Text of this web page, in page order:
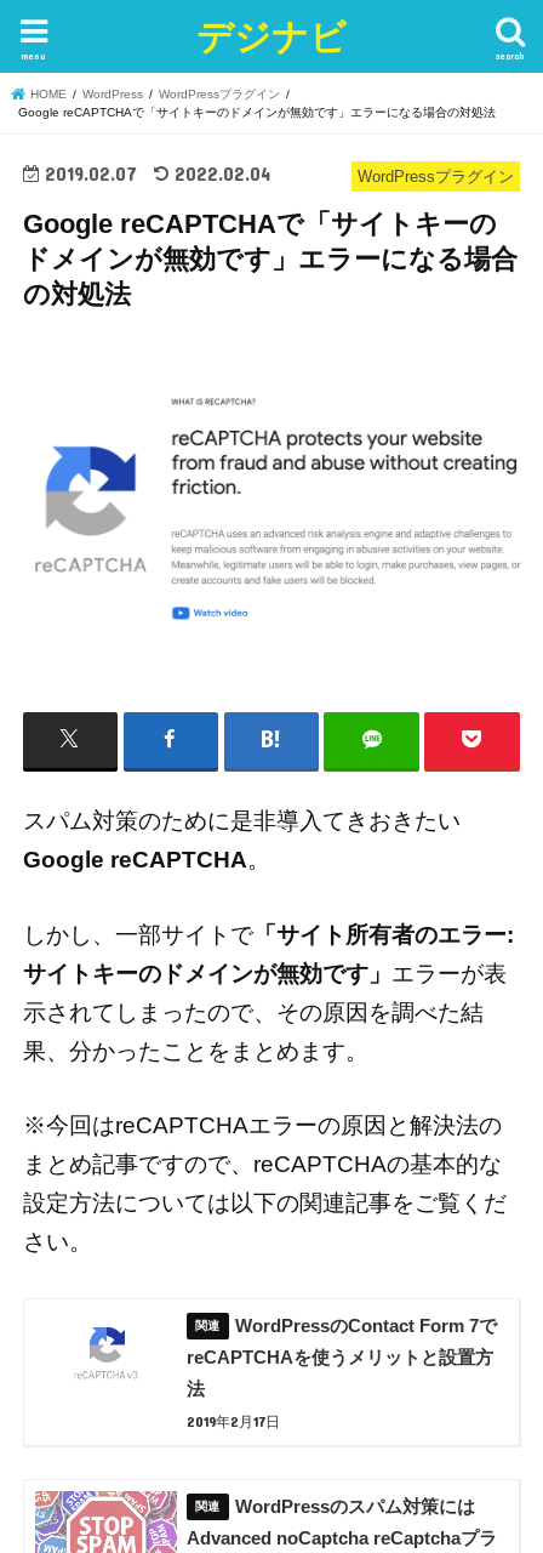
デジナビ search
menu
HOME WordPress
WordPressプラグイン
Google reCAPTCHAで「サイトキーのドメインが無効です」エラーになる場合の対処法
WordPressプラグイン
2019.02.07 2022.02.04
Google reCAPTCHAで「サイトキーの
ドメインが無効です」エラーになる場合
の対処法
スパム対策のために是非導入てきおきたい
Google reCAPTCHA。
しかし、一部サイトで「サイト所有者のエラー:
サイトキーのドメインが無効です」 エラーが表
示されてしまったので、その原因を調べた結
果、分かったことをまとめます。
※今回はreCAPTCHAエラーの原因と解決法の
まとめ記事ですので、reCAPTCHAの基本的な
設定方法については以下の関連記事をご覧くだ
さい。
WordPressのContact Form 7で
reCAPTCHAを使うメリットと設置方
法
2019年2月17日
WordPressのスパム対策には
Advanced noCaptcha reCaptchaプラ